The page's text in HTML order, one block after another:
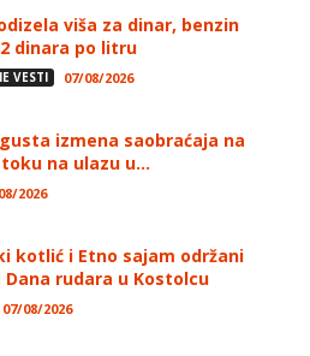
viša za dinar, benzin
dinara po litru
VESTI 07/08/2026
izmena saobraćaja na
na ulazu u...
2026
kotlić i Etno sajam održani
Dana rudara u Kostolcu
07/08/2026